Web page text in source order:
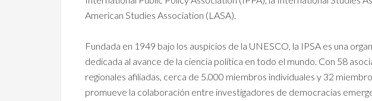
American Studies Association (LASA).
Fundada en 1949 bajo los auspicios de la UNESCO, la IPSA es una
dedicada al avance de la ciencia política en todo el mundo. Con 58
regionales afiliadas, cerca de 5.000 miembros individuales y 32
promueve la colaboración entre investigadores de democracias